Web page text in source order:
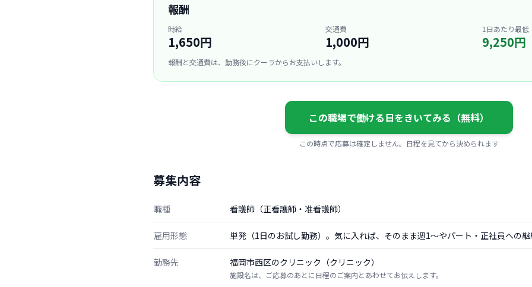
報酬
時給
1,650円
交通費
1,000円
1日あたり最低
9,250円
報酬と交通費は、勤務後にクーラからお支払いします。
この職場で働ける日をきいてみる（無料）
この時点で応募は確定しません。日程を見てから決められます
募集内容
職種 看護師（正看護師・准看護師）
雇用形態 単発（1日のお試し勤務）。気に入れば、そのまま週1〜やパート・正社員への継
勤務先 福岡市西区のクリニック（クリニック）
施設名は、ご応募のあとに日程のご案内とあわせてお伝えします。